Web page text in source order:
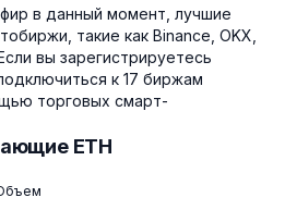
в данный момент, лучшие
такие как Binance, OKX,
вы зарегистрируетесь
к 17 биржам
торговых смарт-
ETH